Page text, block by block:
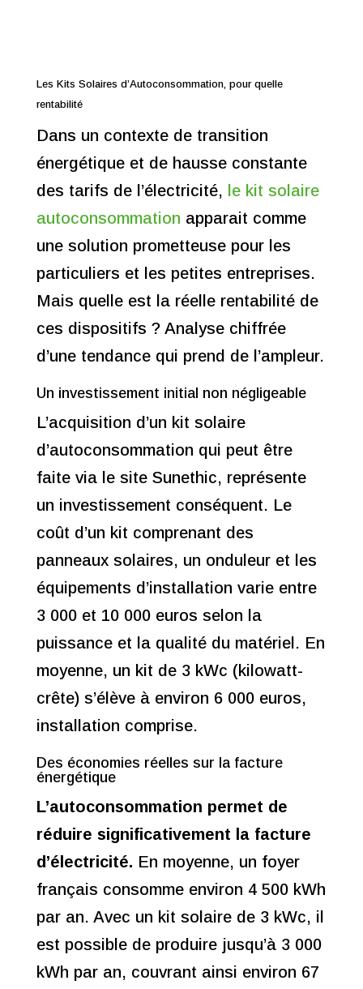
Les Kits Solaires d’Autoconsommation, pour quelle
rentabilité
Dans un contexte de transition
énergétique et de hausse constante
des tarifs de l’électricité, le kit solaire
autoconsommation apparait comme
une solution prometteuse pour les
particuliers et les petites entreprises.
Mais quelle est la réelle rentabilité de
ces dispositifs ? Analyse chiffrée
d’une tendance qui prend de l’ampleur.
Un investissement initial non négligeable
L’acquisition d’un kit solaire
d’autoconsommation qui peut être
faite via le site Sunethic, représente
un investissement conséquent. Le
coût d’un kit comprenant des
panneaux solaires, un onduleur et les
équipements d’installation varie entre
3 000 et 10 000 euros selon la
puissance et la qualité du matériel. En
moyenne, un kit de 3 kWc (kilowatt-
crête) s’élève à environ 6 000 euros,
installation comprise.
Des économies réelles sur la facture
énergétique
L’autoconsommation permet de
réduire significativement la facture
d’électricité. En moyenne, un foyer
français consomme environ 4 500 kWh
par an. Avec un kit solaire de 3 kWc, il
est possible de produire jusqu’à 3 000
kWh par an, couvrant ainsi environ 67